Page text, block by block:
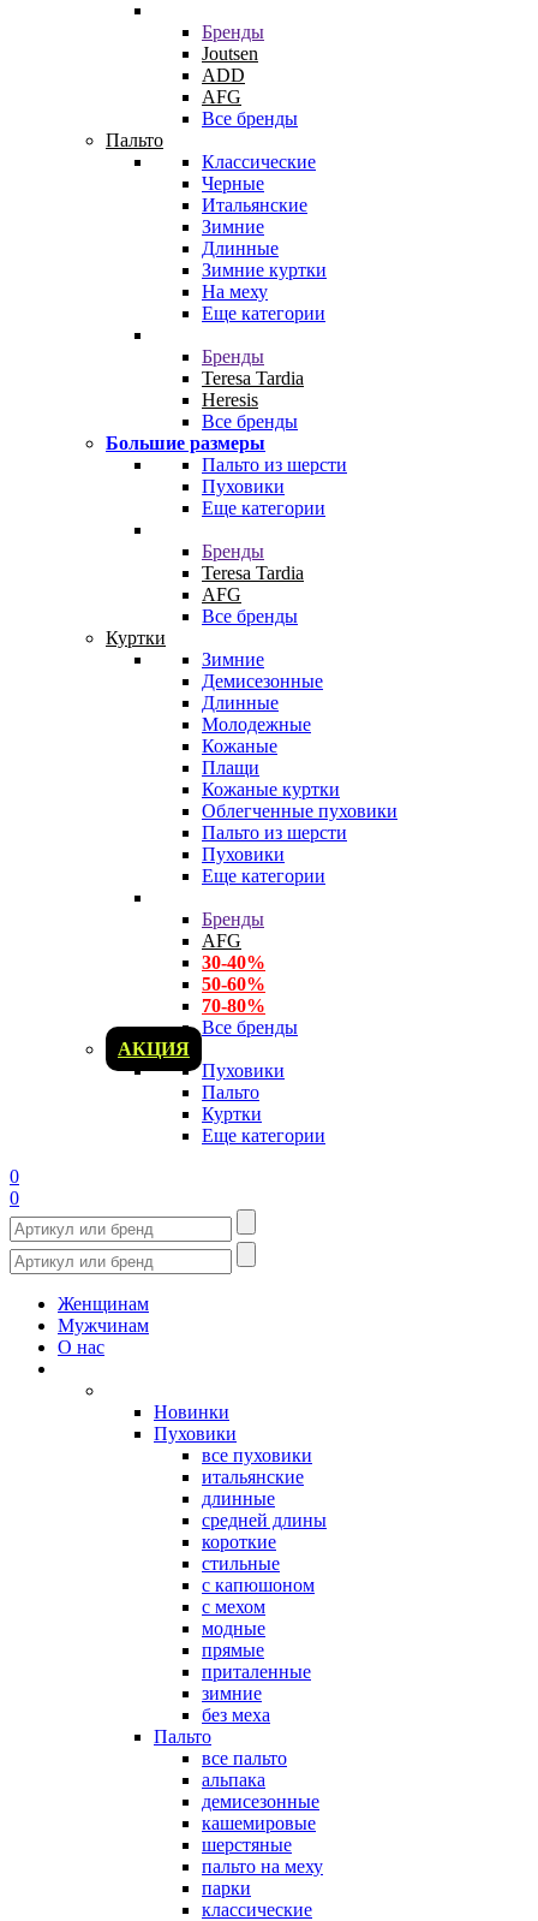
Бренды
Joutsen
ADD
AFG
Все бренды
Пальто
Классические
Черные
Итальянские
Зимние
Длинные
Зимние куртки
На меху
Еще категории
Бренды
Teresa Tardia
Heresis
Все бренды
Большие размеры
Пальто из шерсти
Пуховики
Еще категории
Бренды
Teresa Tardia
AFG
Все бренды
Куртки
Зимние
Демисезонные
Длинные
Молодежные
Кожаные
Плащи
Кожаные куртки
Облегченные пуховики
Пальто из шерсти
Пуховики
Еще категории
Бренды
AFG
30-40%
50-60%
70-80%
Все бренды
АКЦИЯ
Пуховики
Пальто
Куртки
Еще категории
0
0
Женщинам
Мужчинам
О нас
Новинки
Пуховики
все пуховики
итальянские
длинные
средней длины
короткие
стильные
с капюшоном
с мехом
модные
прямые
приталенные
зимние
без меха
Пальто
все пальто
альпака
демисезонные
кашемировые
шерстяные
пальто на меху
парки
классические